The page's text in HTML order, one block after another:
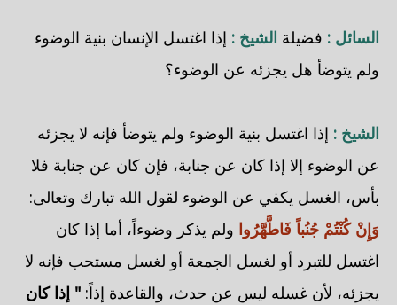
السائل : فضيلة الشيخ : إذا اغتسل الإنسان بنية الوضوء
ولم يتوضأ هل يجزئه عن الوضوء؟
الشيخ : إذا اغتسل بنية الوضوء ولم يتوضأ فإنه لا يجزئه
عن الوضوء إلا إذا كان عن جنابة، فإن كان عن جنابة فلا
بأس، الغسل يكفي عن الوضوء لقول الله تبارك وتعالى:
وَإِنْ كُنْتُمْ جُنُباً فَاطَّهَّرُوا ولم يذكر وضوءاً، أما إذا كان
اغتسل للتبرد أو لغسل الجمعة أو لغسل مستحب فإنه لا
يجزئه، لأن غسله ليس عن حدث، والقاعدة إذاً: " إذا كان